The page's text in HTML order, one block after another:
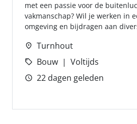
met een passie voor de
vakmanschap? Wil je werken in
omgeving en bijdragen aan
Turnhout
Bouw
Voltijds
22 dagen geleden